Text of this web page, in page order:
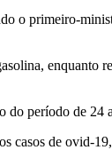
o primeiro-
enquanto
período de 24
de ovid-19,